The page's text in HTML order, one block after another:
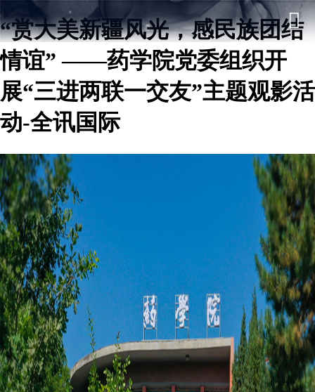
“赏大美新疆风光，感民族团结
情谊” ——药学院党委组织开
展“三进两联一交友”主题观影活
动-全讯国际